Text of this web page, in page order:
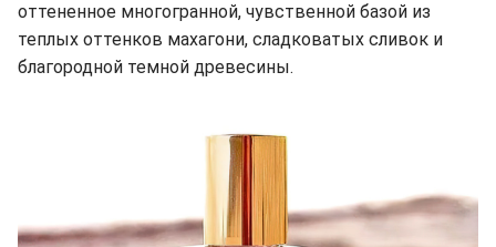
оттененное многогранной, чувственной базой из
теплых оттенков махагони, сладковатых сливок и
благородной темной древесины.